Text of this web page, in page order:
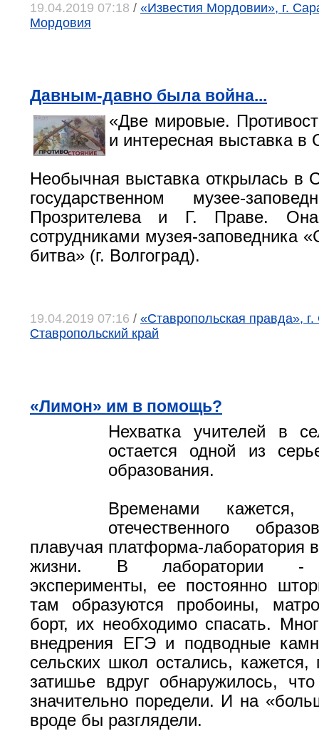
19.04.2019 07:18 / «Известия Мордовии», г.
Мордовия
Давным-давно была война...
«Две мировые.
и интересная выставка в
Необычная выставка открылась в
государственном музее-
Прозрителева и Г. Праве. Она
сотрудниками музея-заповедника
битва» (г. Волгоград).
19.04.2019 07:16 / «Ставропольская правда»,
Ставропольский край
«Лимон» им в помощь?
Нехватка учителей в
остается одной из
образования.
Временами кажется,
отечественного
плавучая платформа-лаборатория
жизни. В лаборатории -
эксперименты, ее постоянно
там образуются пробоины,
борт, их необходимо спасать.
внедрения ЕГЭ и подводные
сельских школ остались,
затишье вдруг обнаружилось,
значительно поредели. И на
вроде бы разглядели.